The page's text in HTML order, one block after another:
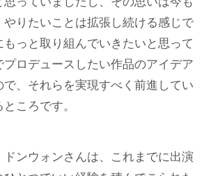
りたいことは拡張し続ける感じで
っと取り組んでいきたいと思って
ロデュースしたい作品のアイデア
で、それらを実現すべく前進してい
ころです。
ドンウォンさんは、これまでに出演